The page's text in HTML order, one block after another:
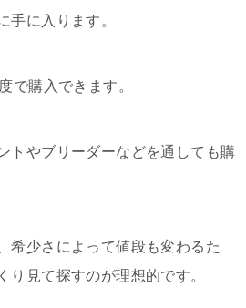
手に入ります。
で購入できます。
トやブリーダーなどを通しても購
希少さによって値段も変わるた
り見て探すのが理想的です。